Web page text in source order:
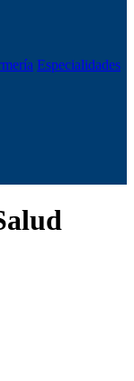
Especialidades